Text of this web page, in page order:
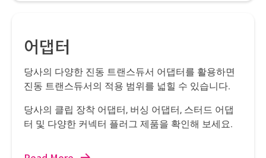
어댑터
당사의 다양한 진동 트랜스듀서 어댑터를 활용하면
진동 트랜스듀서의 적용 범위를 넓힐 수 있습니다.
당사의 클립 장착 어댑터, 버싱 어댑터, 스터드 어댑
터 및 다양한 커넥터 플러그 제품을 확인해 보세요.